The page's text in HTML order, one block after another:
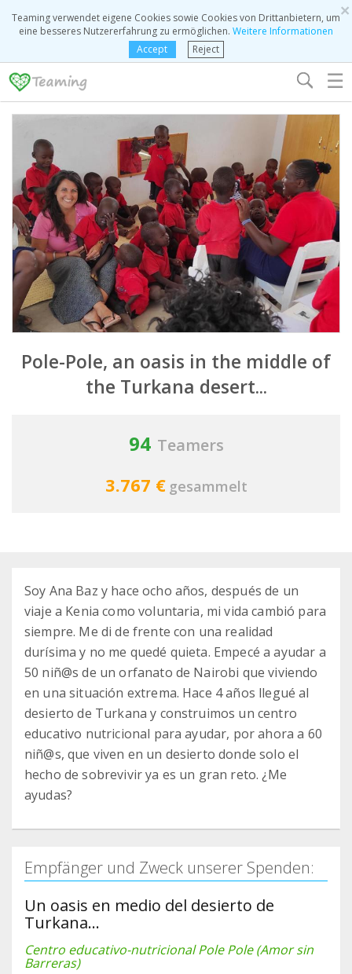
×
Teaming verwendet eigene Cookies sowie Cookies von Drittanbietern, um
eine besseres Nutzererfahrung zu ermöglichen. Weitere Informationen
Accept
Reject
☰
Pole-Pole, an oasis in the middle of
the Turkana desert...
94 Teamers
3.767 € gesammelt
Soy Ana Baz y hace ocho años, después de un
viaje a Kenia como voluntaria, mi vida cambió para
siempre. Me di de frente con una realidad
durísima y no me quedé quieta. Empecé a ayudar a
50 niñ@s de un orfanato de Nairobi que viviendo
en una situación extrema. Hace 4 años llegué al
desierto de Turkana y construimos un centro
educativo nutricional para ayudar, por ahora a 60
niñ@s, que viven en un desierto donde solo el
hecho de sobrevivir ya es un gran reto. ¿Me
ayudas?
Empfänger und Zweck unserer Spenden:
Un oasis en medio del desierto de
Turkana...
Centro educativo-nutricional Pole Pole (Amor sin
Barreras)